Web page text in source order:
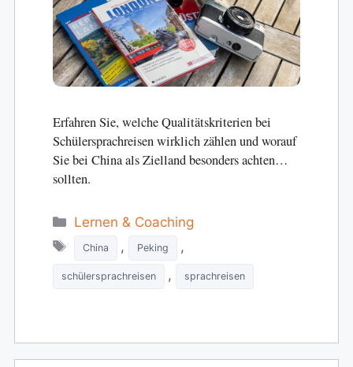
Erfahren Sie, welche Qualitätskriterien bei
Schülersprachreisen wirklich zählen und worauf
Sie bei China als Zielland besonders achten
sollten.
Categories
Lernen & Coaching
Tags
China , Peking ,
schülersprachreisen , sprachreisen